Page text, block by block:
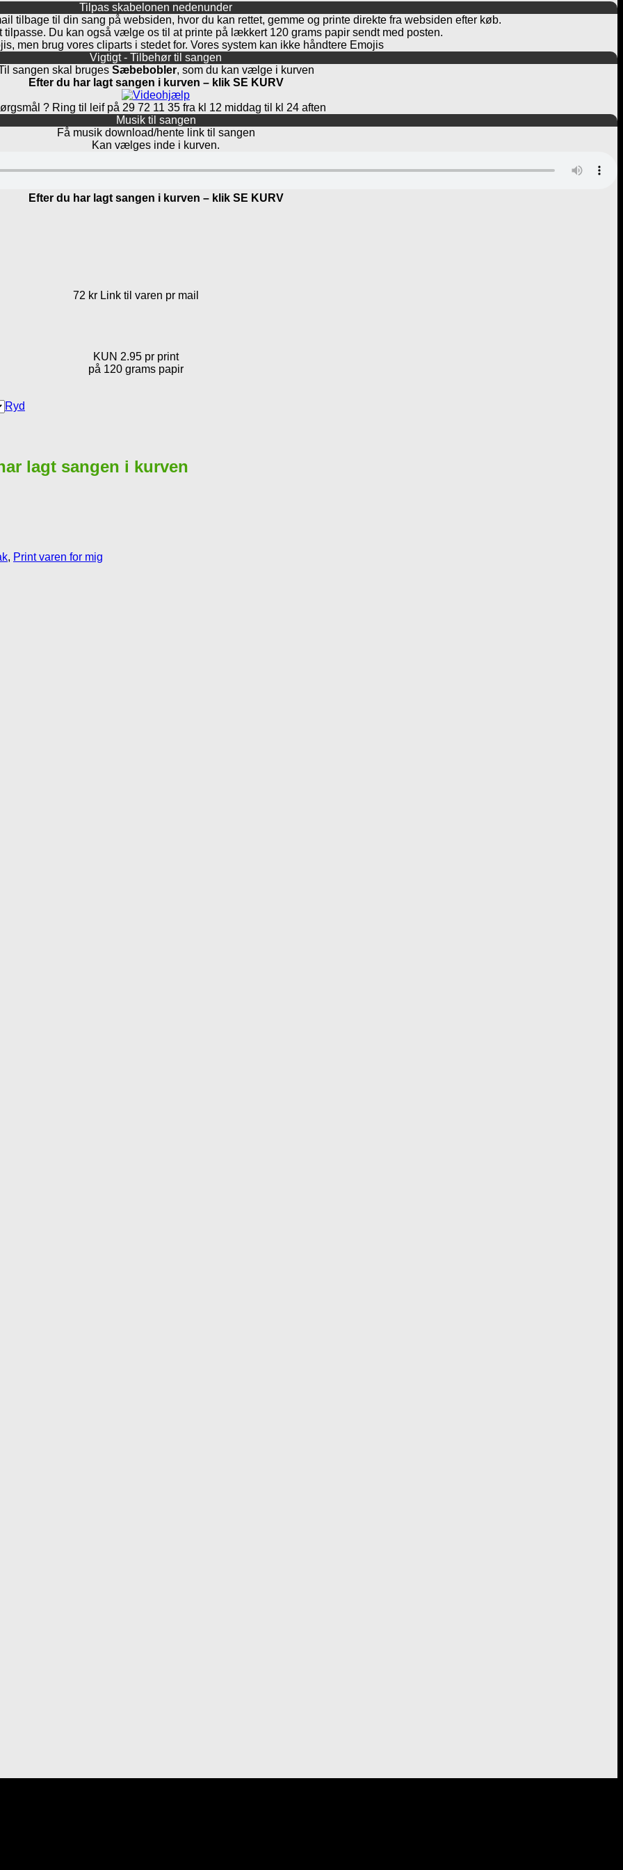
Tilpas skabelonen nedenunder
tilbage til din sang på websiden, hvor du kan rettet, gemme og printe direkte fra websiden efter køb.
tilpasse. Du kan også vælge os til at printe på lækkert 120 grams papir sendt med posten.
men brug vores cliparts i stedet for. Vores system kan ikke håndtere Emojis
Vigtigt - Tilbehør til sangen
sangen skal bruges Sæbebobler, som du kan vælge i kurven
Efter du har lagt sangen i kurven – klik SE KURV
? Ring til leif på 29 72 11 35 fra kl 12 middag til kl 24 aften
Musik til sangen
Få musik download/hente link til sangen
Kan vælges inde i kurven.
Efter du har lagt sangen i kurven – klik SE KURV
72 kr Link til varen pr mail
KUN 2.95 pr print
på 120 grams papir
Ryd
lagt sangen i kurven
, Print varen for mig